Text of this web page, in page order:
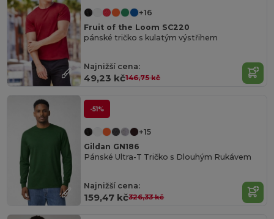
+16
Fruit of the Loom SC220
pánské tričko s kulatým výstřihem
Najnižší cena:
49,23 kč146,75 kč
-51%
+15
Gildan GN186
Pánské Ultra-T Tričko s Dlouhým Rukávem
Najnižší cena:
159,47 kč326,33 kč